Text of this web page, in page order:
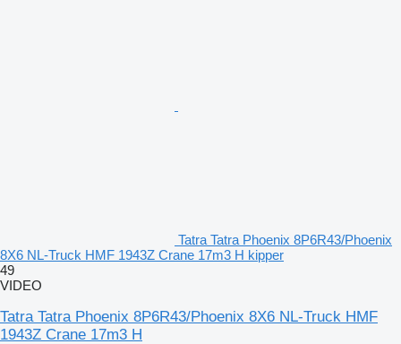
Tatra Tatra Phoenix 8P6R43/Phoenix
8X6 NL-Truck HMF 1943Z Crane 17m3 H kipper
49
VIDEO
Tatra Tatra Phoenix 8P6R43/Phoenix 8X6 NL-Truck HMF
1943Z Crane 17m3 H